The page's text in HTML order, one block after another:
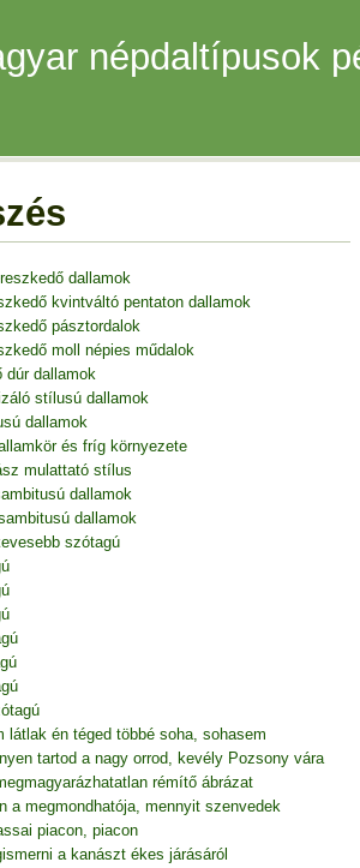
népdaltípusok
dallamok
kvintváltó pentaton dallamok
pásztordalok
moll népies műdalok
dúr dallamok
stílusú dallamok
dallamok
és fríg környezete
mulattató stílus
dallamok
dallamok
szótagú
látlak én téged többé soha, sohasem
tartod a nagy orrod, kevély Pozsony vára
rémítő ábrázat
a megmondhatója, mennyit szenvedek
piacon, piacon
a kanászt ékes járásáról